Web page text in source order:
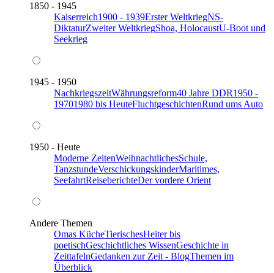
1850 - 1945
Kaiserreich1900 - 1939Erster WeltkriegNS-
DiktaturZweiter WeltkriegShoa, HolocaustU-Boot und
Seekrieg
1945 - 1950
NachkriegszeitWährungsreform40 Jahre DDR1950 -
19701980 bis HeuteFluchtgeschichtenRund ums Auto
1950 - Heute
Moderne ZeitenWeihnachtlichesSchule,
TanzstundeVerschickungskinderMaritimes,
SeefahrtReiseberichteDer vordere Orient
Andere Themen
Omas KücheTierischesHeiter bis
poetischGeschichtliches WissenGeschichte in
ZeittafelnGedanken zur Zeit - BlogThemen im
Überblick